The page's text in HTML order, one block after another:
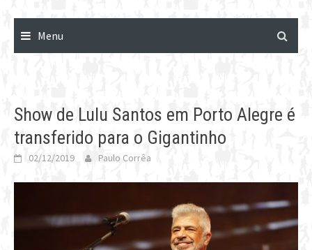
Menu
Show de Lulu Santos em Porto Alegre é
transferido para o Gigantinho
02/12/2019 Paulo Corrêa